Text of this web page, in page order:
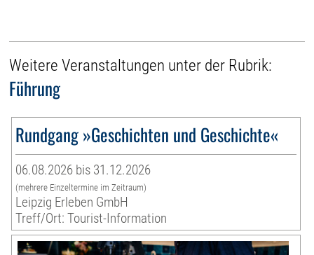
Weitere Veranstaltungen unter der Rubrik:
Führung
Rundgang »Geschichten und Geschichte«
06.08.2026 bis 31.12.2026
(mehrere Einzeltermine im Zeitraum)
Leipzig Erleben GmbH
Treff/Ort: Tourist-Information